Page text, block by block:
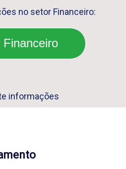
no setor Financeiro:
Financeiro
informações